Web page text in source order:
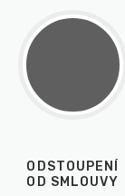
ODSTOUPENÍ
OD SMLOUVY